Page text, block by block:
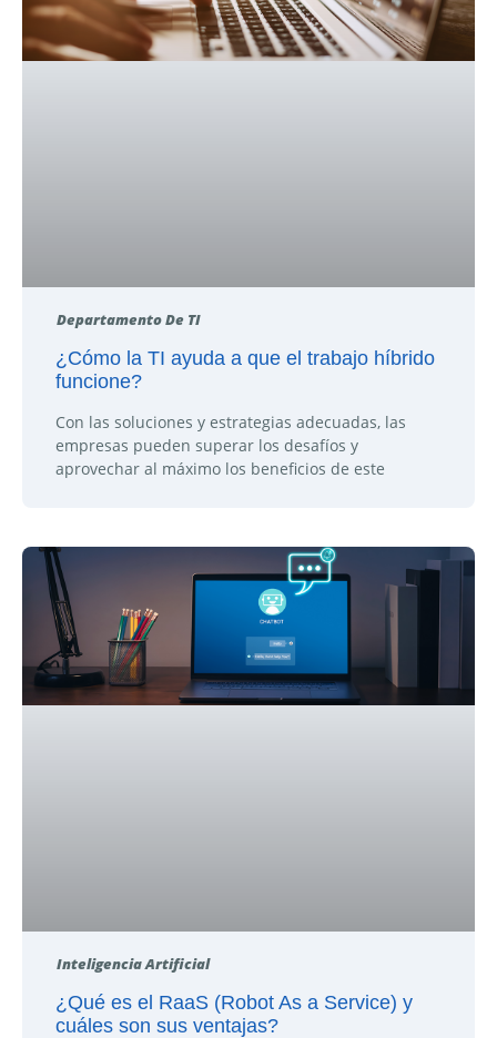
Departamento De TI
¿Cómo la TI ayuda a que el trabajo híbrido
funcione?
Con las soluciones y estrategias adecuadas, las
empresas pueden superar los desafíos y
aprovechar al máximo los beneficios de este
Inteligencia Artificial
¿Qué es el RaaS (Robot As a Service) y
cuáles son sus ventajas?